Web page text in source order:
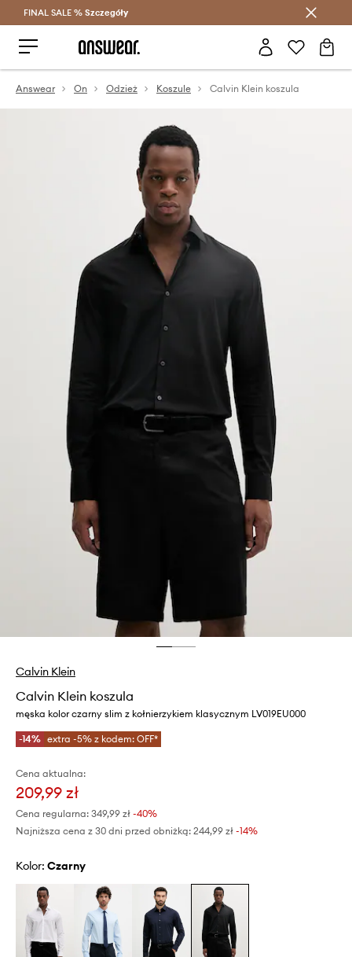
Oszczędzaj z Answear Club >
FINAL SALE % Szczegóły
Answear On Odzież Koszule Calvin Klein koszula
Calvin Klein
Calvin Klein koszula
męska kolor czarny slim z kołnierzykiem klasycznym LV019EU000
-14% extra -5% z kodem: OFF*
Cena aktualna:
209,99 zł
Cena regularna: 349,99 zł -40%
Najniższa cena z 30 dni przed obniżką: 244,99 zł -14%
Kolor: czarny